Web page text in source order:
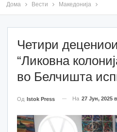
Дома Вести Македонија
Четири
“Ликовна
во Белчишта
Од Istok Press На 27 Јун, 2025